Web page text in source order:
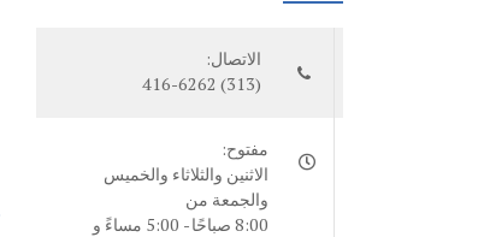
الاتصال:
(313) 416-6262
مفتوح:
الاثنين والثلاثاء والخميس
والجمعة من
8:00 صباحًا - 5:00 مساءً و